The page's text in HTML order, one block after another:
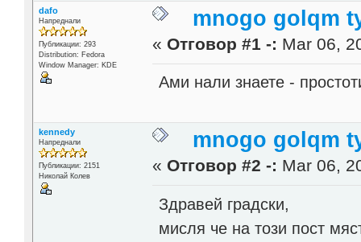
dafo
Напреднали
Публикации: 293
Distribution: Fedora
Window Manager: KDE
mnogo golqm
« Отговор #1 -: Mar 06,
Ами нали знаете -
kennedy
Напреднали
Публикации: 2151
Николай Колев
mnogo golqm
« Отговор #2 -: Mar 06,
Здравей градски,
мисля че на този пост